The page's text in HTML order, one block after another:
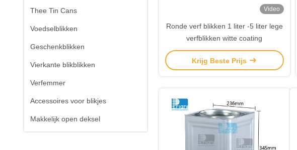
Thee Tin Cans
Voedselblikken
Geschenkblikken
Vierkante blikblikken
Verfemmer
Accessoires voor blikjes
Makkelijk open deksel
Video
Ronde verf blikken 1 liter -5 liter lege
verfblikken witte coating
Krijg Beste Prijs